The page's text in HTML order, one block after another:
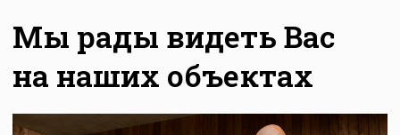
г. Санкт-Петербург,
ул. Боровая, дом 47,